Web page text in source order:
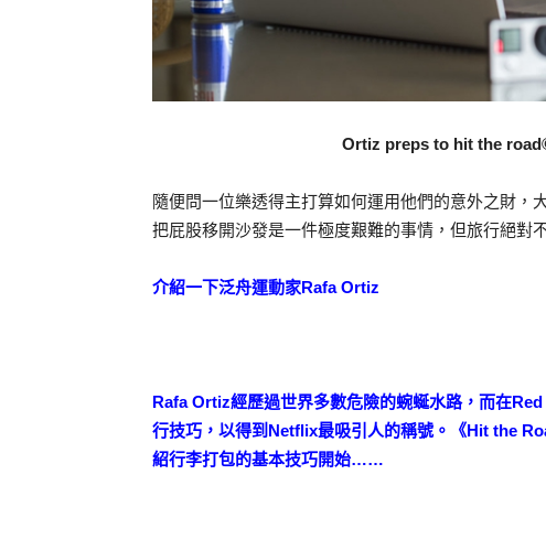
Ortiz preps to hit the
隨便問一位樂透得主打算如何運用他們的意外之財，
把屁股移開沙發是一件極度艱難的事情，但旅行絕對
介紹一下泛舟運動家Rafa Ortiz
Rafa Ortiz經歷過世界多數危險的蜿蜒水路，而在
行技巧，以得到Netflix最吸引人的稱號。《Hit the
紹行李打包的基本技巧開始……